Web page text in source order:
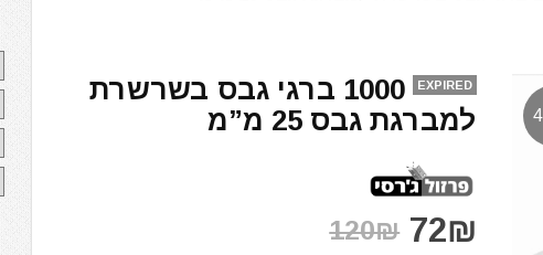
EXPIRED
1000 ברגי גבס בשרשרת
למברגת גבס 25 מ”מ
72₪
120₪